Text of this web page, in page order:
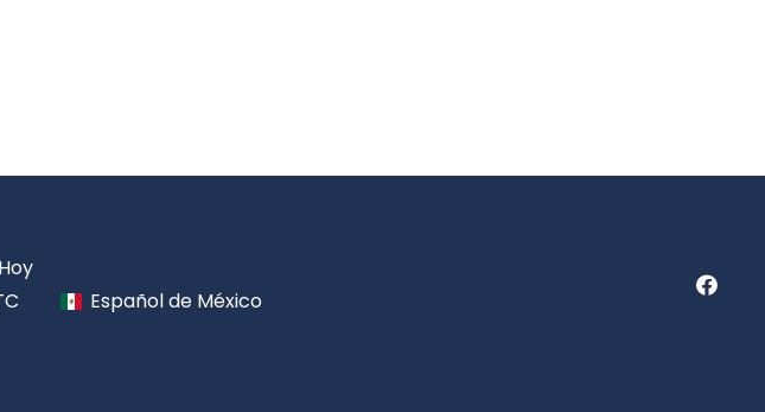
Español de México